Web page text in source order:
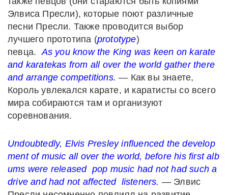
Элвиса Пресли), которые поют различные
песни Пресли. Также проводится выбор
лучшего прототипа (prototype)
певца. As you know the King was keen on karate
and karatekas from all over the world gather there
and arrange competitions. — Как вы знаете,
Король увлекался карате, и каратисты со всего
мира собираются там и организуют
соревнования.
Undoubtedly, Elvis Presley influenced the develop
ment of music all over the world, before his first alb
ums were released pop music had not had such a
drive and had not affected listeners. — Элвис